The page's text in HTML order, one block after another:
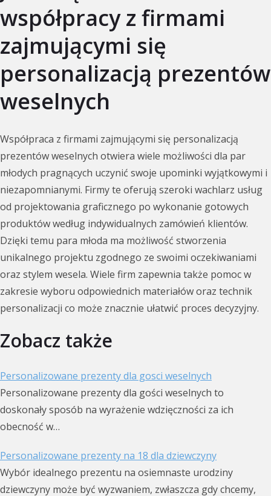
współpracy z firmami
zajmującymi się
personalizacją prezentów
weselnych
Współpraca z firmami zajmującymi się personalizacją
prezentów weselnych otwiera wiele możliwości dla par
młodych pragnących uczynić swoje upominki wyjątkowymi i
niezapomnianymi. Firmy te oferują szeroki wachlarz usług
od projektowania graficznego po wykonanie gotowych
produktów według indywidualnych zamówień klientów.
Dzięki temu para młoda ma możliwość stworzenia
unikalnego projektu zgodnego ze swoimi oczekiwaniami
oraz stylem wesela. Wiele firm zapewnia także pomoc w
zakresie wyboru odpowiednich materiałów oraz technik
personalizacji co może znacznie ułatwić proces decyzyjny.
Zobacz także
Personalizowane prezenty dla gosci weselnych
Personalizowane prezenty dla gości weselnych to
doskonały sposób na wyrażenie wdzięczności za ich
obecność w…
Personalizowane prezenty na 18 dla dziewczyny
Wybór idealnego prezentu na osiemnaste urodziny
dziewczyny może być wyzwaniem, zwłaszcza gdy chcemy,